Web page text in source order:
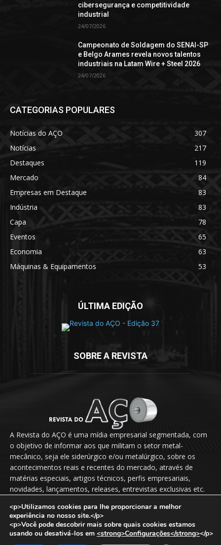
cibersegurança e competitividade
industrial
24/07/2026
Campeonato de Soldagem do SENAI-SP
e Belgo Arames revela novos talentos
industriais na Latam Wire + Steel 2026
24/07/2026
CATEGORIAS POPULARES
Notícias do AÇO
307
Notícias
217
Destaques
119
Mercado
84
Empresas em Destaque
83
Indústria
83
Capa
78
Eventos
65
Economia
63
Máquinas & Equipamentos
53
ÚLTIMA EDIÇÃO
SOBRE A REVISTA
A Revista do AÇO é uma mídia empresarial segmentada, com
o objetivo de informar aos que militam o setor metal-
mecânico, seja ele siderúrgico e/ou metalúrgico, sobre os
acontecimentos reais e recentes do mercado, através de
matérias especiais, artigos técnicos, perfis empresariais,
novidades, lançamentos, releases, entrevistas exclusivas etc.
Fale Conosco: vendas@revistadoaco.com.br
Copyright © 2024Revista do Aço. Todos os direitos reservados.
<p>Utilizamos cookies para lhe proporcionar a melhor
experiência no nosso site.</p>
<p>Você pode descobrir mais sobre quais cookies estamos
usando ou desativá-los em <strong>Configurações</strong></p>